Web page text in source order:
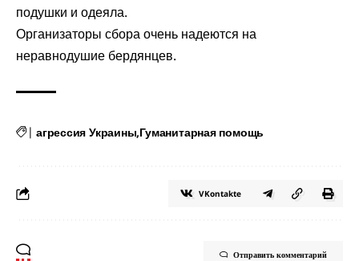
подушки и одеяла.
Организаторы сбора очень надеются на
неравнодушие бердянцев.
| агрессия Украины Гуманитарная помощь
VKontakte
Отправить комментарий